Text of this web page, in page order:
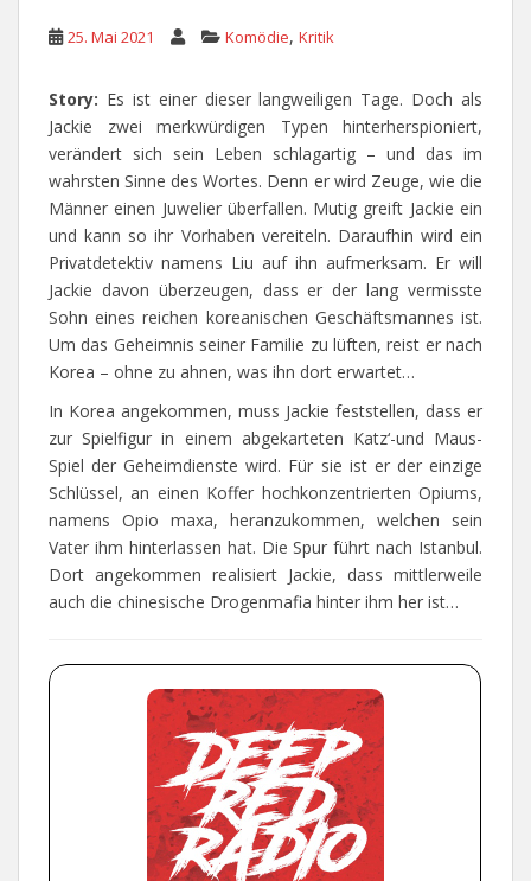
25. Mai 2021 Komödie, Kritik
Story: Es ist einer dieser langweiligen Tage. Doch als
Jackie zwei merkwürdigen Typen hinterherspioniert,
verändert sich sein Leben schlagartig – und das im
wahrsten Sinne des Wortes. Denn er wird Zeuge, wie die
Männer einen Juwelier überfallen. Mutig greift Jackie ein
und kann so ihr Vorhaben vereiteln. Daraufhin wird ein
Privatdetektiv namens Liu auf ihn aufmerksam. Er will
Jackie davon überzeugen, dass er der lang vermisste
Sohn eines reichen koreanischen Geschäftsmannes ist.
Um das Geheimnis seiner Familie zu lüften, reist er nach
Korea – ohne zu ahnen, was ihn dort erwartet…
In Korea angekommen, muss Jackie feststellen, dass er
zur Spielfigur in einem abgekarteten Katz‘-und Maus-
Spiel der Geheimdienste wird. Für sie ist er der einzige
Schlüssel, an einen Koffer hochkonzentrierten Opiums,
namens Opio maxa, heranzukommen, welchen sein
Vater ihm hinterlassen hat. Die Spur führt nach Istanbul.
Dort angekommen realisiert Jackie, dass mittlerweile
auch die chinesische Drogenmafia hinter ihm her ist…